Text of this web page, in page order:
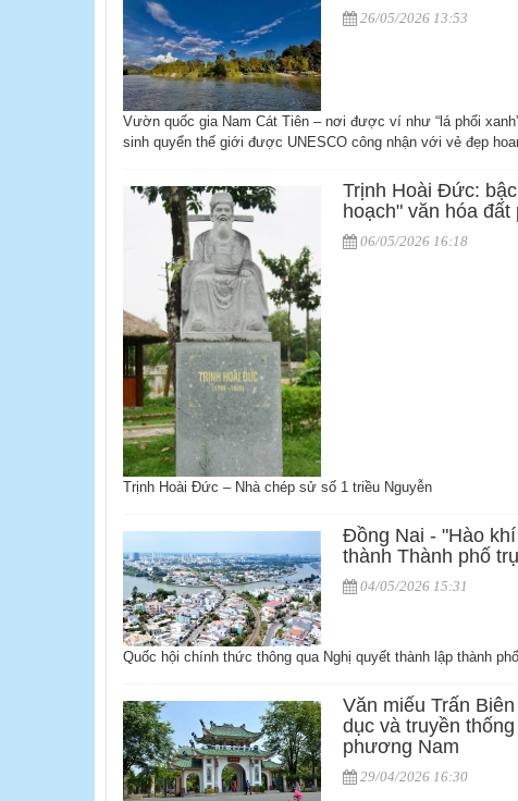
26/05/2026 13:53
Vườn quốc gia Nam Cát Tiên – nơi được ví như “lá phổi
sinh quyển thế giới được UNESCO công nhận với vẻ đẹp
Trịnh Hoài Đức:
hoạch" văn hóa
06/05/2026 16:18
Trịnh Hoài Đức – Nhà chép sử số 1 triều Nguyễn
Đồng Nai - "Hào
thành Thành phố
04/05/2026 15:31
Quốc hội chính thức thông qua Nghị quyết thành lập thành
Văn miếu Trấn
dục và truyền
phương Nam
29/04/2026 16:30